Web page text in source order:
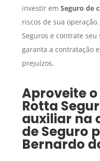
investir em Seguro de
riscos de sua
Seguros e contrate
garanta a contratação
prejuízos.
Aproveite
Rotta
auxiliar na
deSeguro
Bernardo